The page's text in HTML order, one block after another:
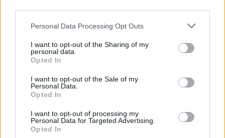
Personal Data Processing Opt Outs
I want to opt-out of the Sharing of my
personal data.
Opted In
I want to opt-out of the Sale of my
Personal Data.
Opted In
I want to opt-out of processing my
Personal Data for Targeted Advertising.
Opted In
#ORCSIK ROLAND
#SOPOTNIK ZOLTÁN
#ANDRÉ FERENC
#RÓTH ELZA
#PORTÖRŐ PÉTER
#NAGY-BATO JONATÁN
#RÁTOSI MILÁN